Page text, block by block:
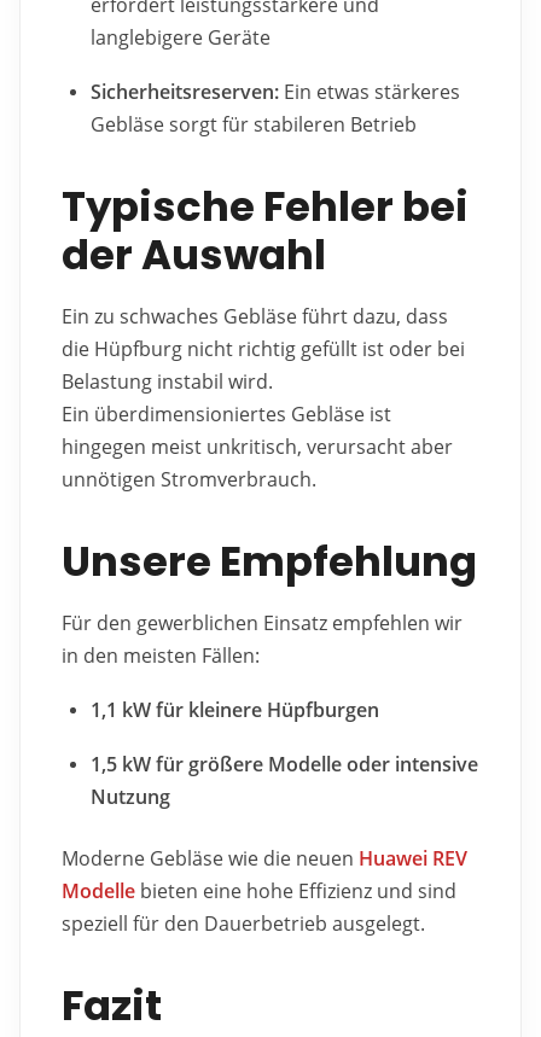
langlebigere Geräte
Sicherheitsreserven: Ein etwas stärkeres
Gebläse sorgt für stabileren Betrieb
Typische Fehler bei
der Auswahl
Ein zu schwaches Gebläse führt dazu, dass
die Hüpfburg nicht richtig gefüllt ist oder bei
Belastung instabil wird.
Ein überdimensioniertes Gebläse ist
hingegen meist unkritisch, verursacht aber
unnötigen Stromverbrauch.
Unsere Empfehlung
Für den gewerblichen Einsatz empfehlen wir
in den meisten Fällen:
1,1 kW für kleinere Hüpfburgen
1,5 kW für größere Modelle oder intensive
Nutzung
Moderne Gebläse wie die neuen Huawei REV
Modelle bieten eine hohe Effizienz und sind
speziell für den Dauerbetrieb ausgelegt.
Fazit